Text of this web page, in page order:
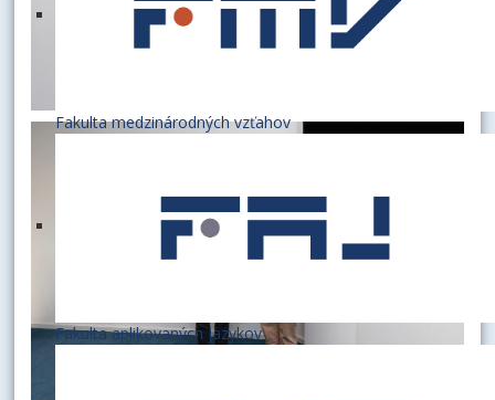
Fakulta medzinárodných vzťahov
Fakulta aplikovaných jazykov